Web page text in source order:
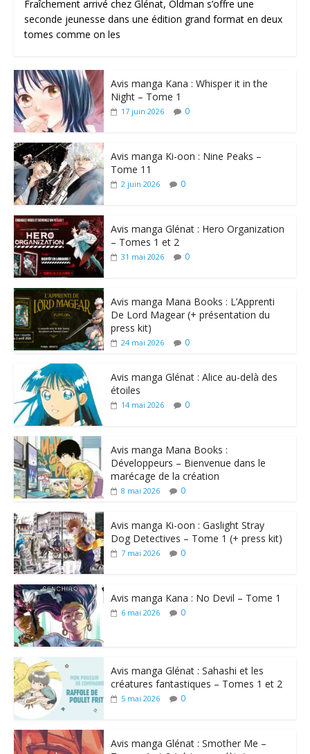
Fraîchement arrivé chez Glénat, Oldman s’offre une
seconde jeunesse dans une édition grand format en deux
tomes comme on les
Avis manga Kana : Whisper it in the
Night – Tome 1
17 juin 2026 0
Avis manga Ki-oon : Nine Peaks –
Tome 11
2 juin 2026 0
Avis manga Glénat : Hero Organization
– Tomes 1 et 2
31 mai 2026 0
Avis manga Mana Books : L’Apprenti
De Lord Magear (+ présentation du
press kit)
24 mai 2026 0
Avis manga Glénat : Alice au-delà des
étoiles
14 mai 2026 0
Avis manga Mana Books :
Développeurs – Bienvenue dans le
marécage de la création
8 mai 2026 0
Avis manga Ki-oon : Gaslight Stray
Dog Detectives – Tome 1 (+ press kit)
7 mai 2026 0
Avis manga Kana : No Devil – Tome 1
6 mai 2026 0
Avis manga Glénat : Sahashi et les
créatures fantastiques – Tomes 1 et 2
5 mai 2026 0
Avis manga Glénat : Smother Me –